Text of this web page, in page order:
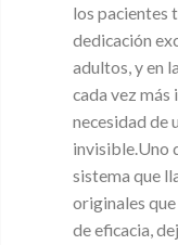
los pacientes
dedicación
adultos, y en
cada vez más
necesidad de
invisible.Uno
sistema que
originales
de eficacia,